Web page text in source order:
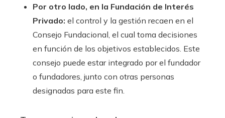
Por otro lado, en la Fundación de Interés
Privado: el control y la gestión recaen en el
Consejo Fundacional, el cual toma decisiones
en función de los objetivos establecidos. Este
consejo puede estar integrado por el fundador
o fundadores, junto con otras personas
designadas para este fin.